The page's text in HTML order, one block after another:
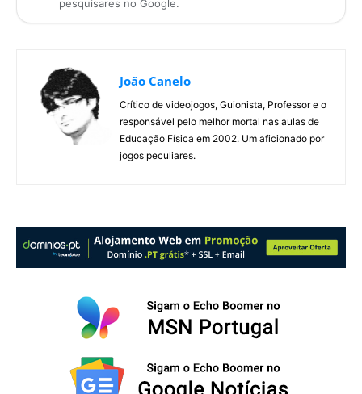
pesquisares no Google.
João Canelo
Crítico de videojogos, Guionista, Professor e o
responsável pelo melhor mortal nas aulas de
Educação Física em 2002. Um aficionado por
jogos peculiares.